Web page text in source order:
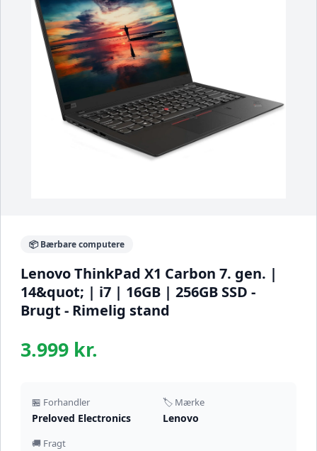
📦 Bærbare computere
Lenovo ThinkPad X1 Carbon 7. gen. |
14&quot; | i7 | 16GB | 256GB SSD -
Brugt - Rimelig stand
3.999 kr.
🏪 Forhandler
Preloved Electronics
🏷️ Mærke
Lenovo
🚚 Fragt